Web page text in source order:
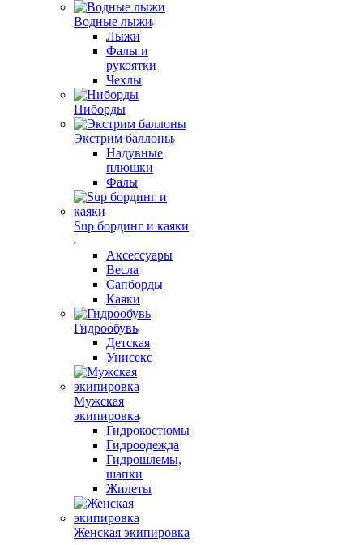
Водные лыжи
Лыжи
Фалы и
рукоятки
Чехлы
Ниборды
Экстрим баллоны
Надувные
плюшки
Фалы
Sup бординг и каяки
Аксессуары
Весла
Сапборды
Каяки
Гидрообувь
Детская
Унисекс
Мужская
экипировка
Гидрокостюмы
Гидроодежда
Гидрошлемы,
шапки
Жилеты
Женская экипировка